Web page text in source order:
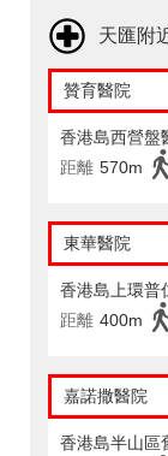
天匯附
贊育醫院
香港島西營盤
距離 570m
東華醫院
香港島上環普
距離 400m
嘉諾撒醫院
香港島半山區